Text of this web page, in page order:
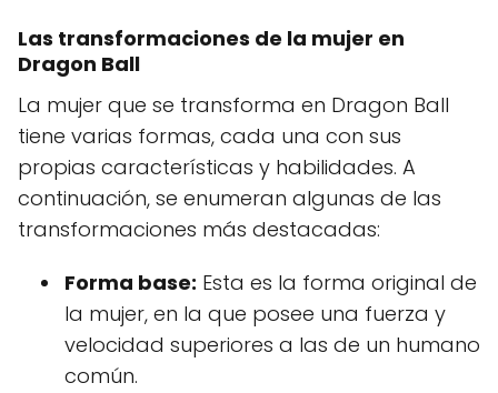
Las transformaciones de la mujer en
Dragon Ball
La mujer que se transforma en Dragon Ball
tiene varias formas, cada una con sus
propias características y habilidades. A
continuación, se enumeran algunas de las
transformaciones más destacadas:
Forma base: Esta es la forma original de
la mujer, en la que posee una fuerza y
velocidad superiores a las de un humano
común.